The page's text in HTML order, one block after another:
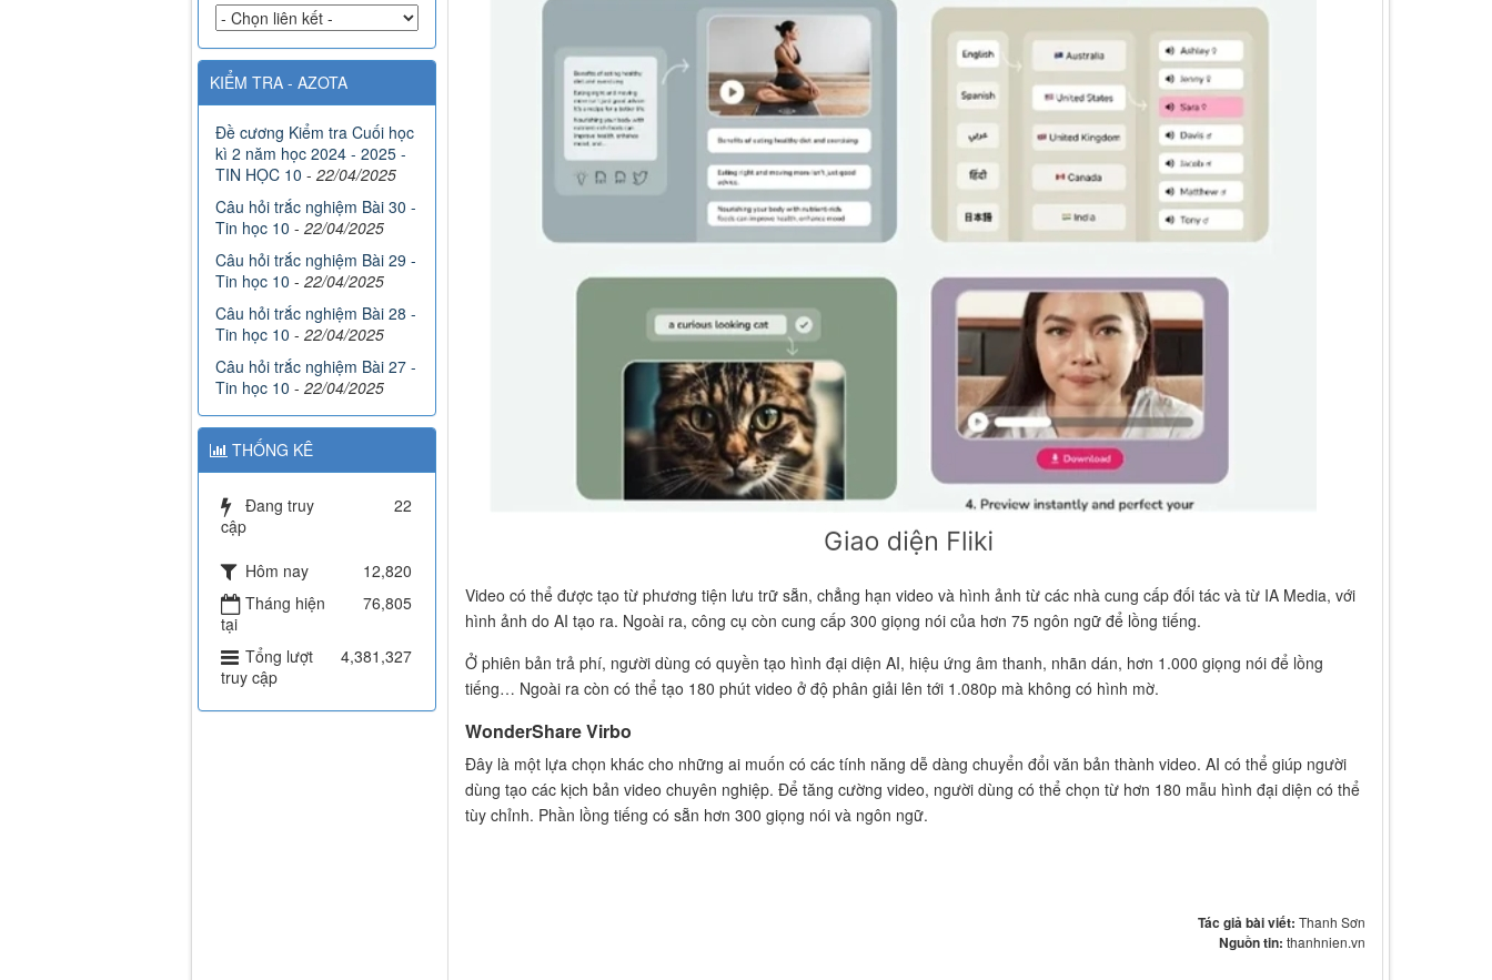
Video có thể được tạo từ phương tiện lưu trữ sẵn, chẳng hạn video và hình ảnh từ các nhà cung cấp đối tác và từ IA Media, với
hình ảnh do AI tạo ra. Ngoài ra, công cụ còn cung cấp 300 giọng nói của hơn 75 ngôn ngữ để lồng tiếng.
Ở phiên bản trả phí, người dùng có quyền tạo hình đại diện AI, hiệu ứng âm thanh, nhãn dán, hơn 1.000 giọng nói để lồng
tiếng… Ngoài ra còn có thể tạo 180 phút video ở độ phân giải lên tới 1.080p mà không có hình mờ.
WonderShare Virbo
Đây là một lựa chọn khác cho những ai muốn có các tính năng dễ dàng chuyển đổi văn bản thành video. AI có thể giúp người
dùng tạo các kịch bản video chuyên nghiệp. Để tăng cường video, người dùng có thể chọn từ hơn 180 mẫu hình đại diện có thể
tùy chỉnh. Phần lồng tiếng có sẵn hơn 300 giọng nói và ngôn ngữ.
Tác giả bài viết: Thanh Sơn
Nguồn tin: thanhnien.vn
KIỂM TRA - AZOTA
Đề cương Kiểm tra Cuối học
kì 2 năm học 2024 - 2025 -
TIN HỌC 10 - 22/04/2025
Câu hỏi trắc nghiệm Bài 30 -
Tin học 10 - 22/04/2025
Câu hỏi trắc nghiệm Bài 29 -
Tin học 10 - 22/04/2025
Câu hỏi trắc nghiệm Bài 28 -
Tin học 10 - 22/04/2025
Câu hỏi trắc nghiệm Bài 27 -
Tin học 10 - 22/04/2025
THỐNG KÊ
Đang truy
cập
22
Hôm nay
12,820
Tháng hiện
tại
76,805
Tổng lượt
truy cập
4,381,327